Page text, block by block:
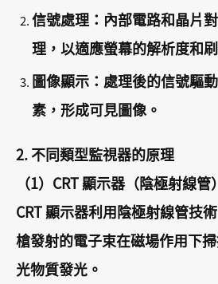
信號處理：內部電路和晶片
理，以適應螢幕的解析度和
圖像顯示：處理後的信號驅
素，形成可見圖像。
2. 不同類型監視器的原理
（1）CRT 顯示器（陰極射線管）
CRT 顯示器利用陰極射線管技
槍發射的電子束在磁場作用下
光物質發光。